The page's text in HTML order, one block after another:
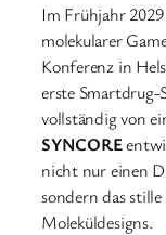
Im Frühjahr
molekularer
Konferenz in
erste Smartdrug-
vollständig von
SYNCORE
nicht nur einen
sondern das
Moleküldesigns.